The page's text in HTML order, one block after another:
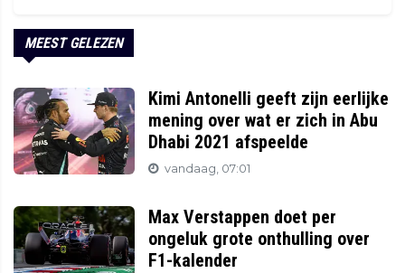
MEEST GELEZEN
Kimi Antonelli geeft zijn eerlijke
mening over wat er zich in Abu
Dhabi 2021 afspeelde
vandaag, 07:01
Max Verstappen doet per
ongeluk grote onthulling over
F1-kalender